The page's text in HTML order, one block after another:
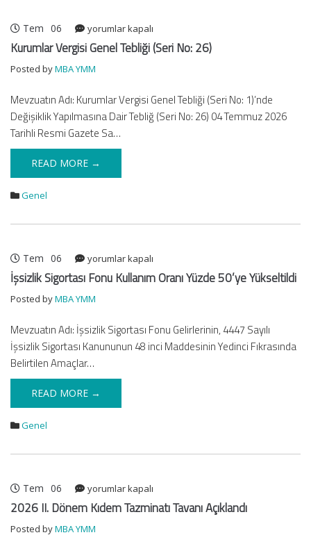
Tem 06
Kurumlar
Vergisi
Tebliği
No:
26)
için
yorumlar kapalı
Kurumlar Vergisi Genel Tebliği (Seri No: 26)
Posted byMBA YMM
Mevzuatın Adı: Kurumlar Vergisi Genel Tebliği (Seri No: 1)’nde
Değişiklik Yapılmasına Dair Tebliğ (Seri No: 26) 04 Temmuz 2026
Tarihli Resmi Gazete Sa…
READ MORE →
Genel
Tem 06
İşsizlik
Sigortası
Kullanım
Yüzde
50’ye
Yükseltildi
yorumlar kapalı
İşsizlik Sigortası Fonu Kullanım Oranı Yüzde 50’ye Yükseltildi
Posted byMBA YMM
Mevzuatın Adı: İşsizlik Sigortası Fonu Gelirlerinin, 4447 Sayılı
İşsizlik Sigortası Kanununun 48 inci Maddesinin Yedinci Fıkrasında
Belirtilen Amaçlar…
READ MORE →
Genel
Tem 06
2026
II.
Kıdem
yorumlar kapalı
2026 II. Dönem Kıdem Tazminatı Tavanı Açıklandı
Posted byMBA YMM